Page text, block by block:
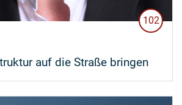
102
auf die Straße bringen